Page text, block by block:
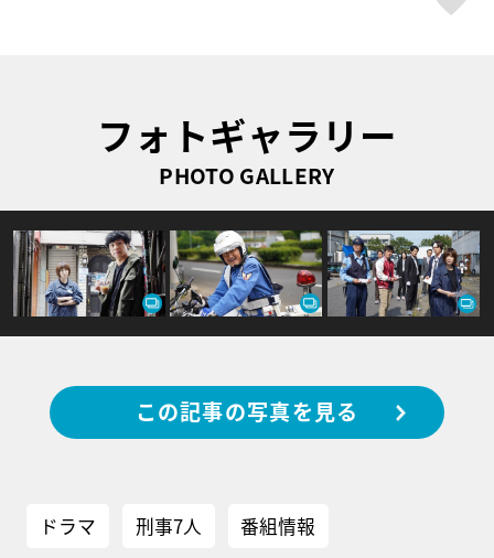
フォトギャラリー
PHOTO GALLERY
この記事の写真を見る
ドラマ 刑事7人 番組情報